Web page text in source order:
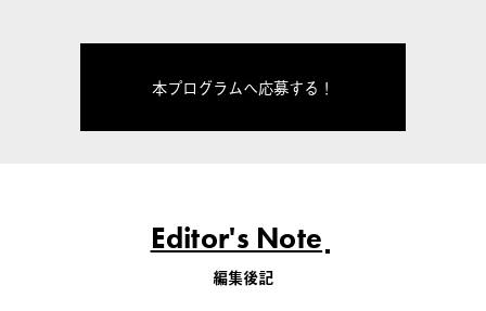
本プログラムへ応募する！
Editor's Note
編集後記